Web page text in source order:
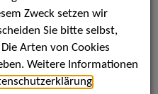
als PDF speichern
/ Sängerin
Zweck setzen wir
Sie bitte selbst,
Arten von Cookies
Weitere Informationen